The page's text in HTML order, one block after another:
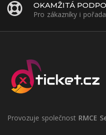
OKAMŽITÁ
Pro zákazníky i
Provozuje společnost RMCE